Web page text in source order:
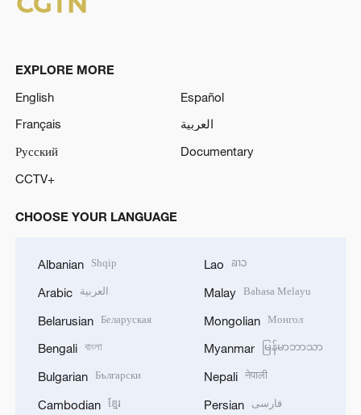
EXPLORE MORE
English
Español
Français
العربية
Русский
Documentary
CCTV+
CHOOSE YOUR LANGUAGE
Albanian Shqip
Arabic العربية
Belarusian Беларуская
Bengali বাংলা
Bulgarian Български
Cambodian ខ្មែរ
Lao ລາວ
Malay Bahasa Melayu
Mongolian Монгол
Myanmar မြန်မာဘာသာ
Nepali नेपाली
Persian فارسی